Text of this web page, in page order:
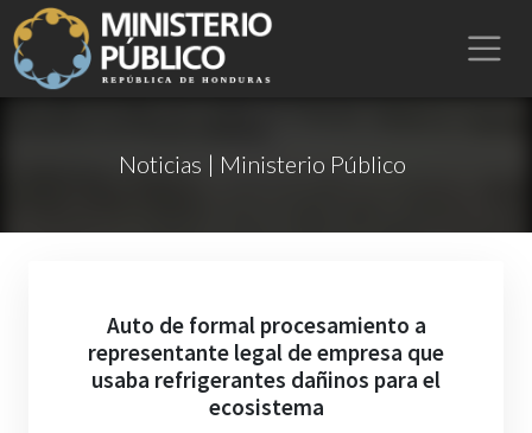
Noticias | Ministerio Público
Auto de formal procesamiento a
representante legal de empresa que
usaba refrigerantes dañinos para el
ecosistema